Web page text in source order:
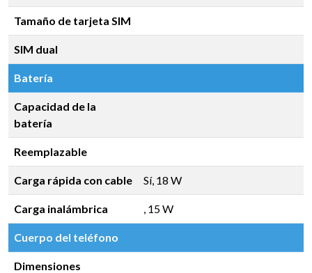
Tamaño de tarjeta SIM
SIM dual
Batería
Capacidad de la
batería
Reemplazable
Carga rápida con cable Sí, 18 W
Carga inalámbrica , 15 W
Cuerpo del teléfono
Dimensiones